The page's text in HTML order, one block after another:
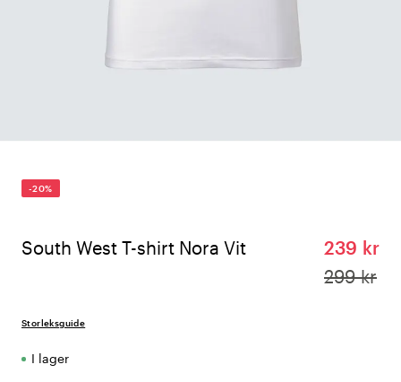
-20%
South West T-shirt Nora Vit
239 kr
299 kr
Storleksguide
I lager